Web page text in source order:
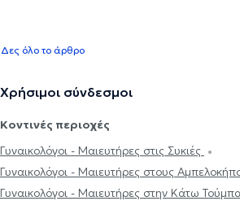
Δες όλο το άρθρο
Χρήσιμοι σύνδεσμοι
Κοντινές περιοχές
Γυναικολόγοι - Μαιευτήρες στις Συκιές
Γυναικολόγοι - Μαιευτήρες στους
Γυναικολόγοι - Μαιευτήρες στην Κάτω